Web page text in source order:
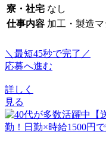
寮・社宅 なし
仕事内容 加工・製造
＼最短45秒で完了／
応募へ進む
詳しく
見る